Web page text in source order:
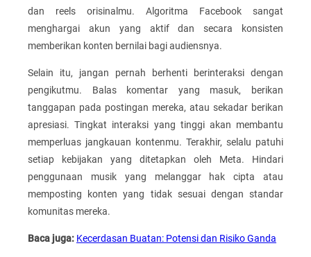
dan reels orisinalmu. Algoritma Facebook sangat
menghargai akun yang aktif dan secara konsisten
memberikan konten bernilai bagi audiensnya.
Selain itu, jangan pernah berhenti berinteraksi dengan
pengikutmu. Balas komentar yang masuk, berikan
tanggapan pada postingan mereka, atau sekadar berikan
apresiasi. Tingkat interaksi yang tinggi akan membantu
memperluas jangkauan kontenmu. Terakhir, selalu patuhi
setiap kebijakan yang ditetapkan oleh Meta. Hindari
penggunaan musik yang melanggar hak cipta atau
memposting konten yang tidak sesuai dengan standar
komunitas mereka.
Baca juga: Kecerdasan Buatan: Potensi dan Risiko Ganda